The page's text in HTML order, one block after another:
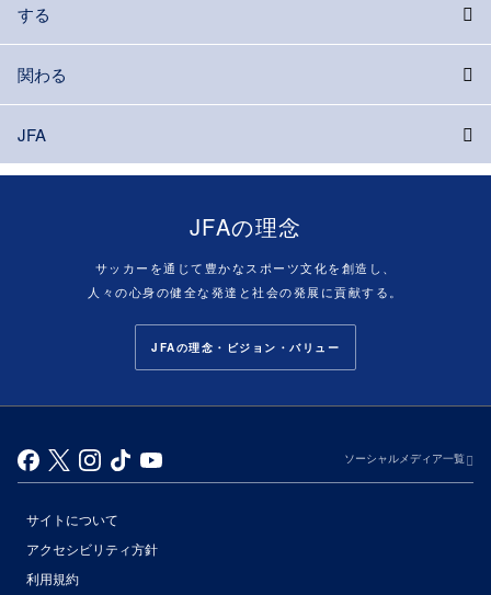
する
関わる
JFA
JFAの理念
サッカーを通じて豊かなスポーツ文化を創造し、
人々の心身の健全な発達と社会の発展に貢献する。
JFAの理念・ビジョン・バリュー
ソーシャルメディア一覧
サイトについて
アクセシビリティ方針
利用規約